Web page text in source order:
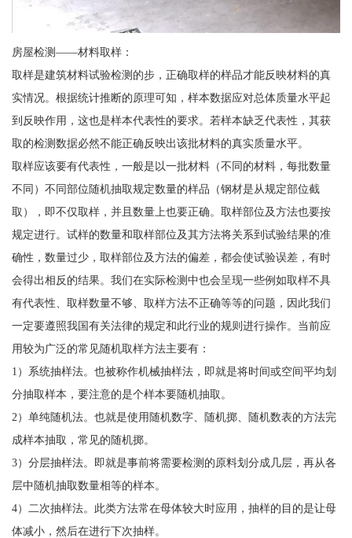
房屋检测——材料取样：
取样是建筑材料试验检测的步，正确取样的样品才能反映材料的真
实情况。根据统计推断的原理可知，样本数据应对总体质量水平起
到反映作用，这也是样本代表性的要求。若样本缺乏代表性，其获
取的检测数据必然不能正确反映出该批材料的真实质量水平。
取样应该要有代表性，一般是以一批材料（不同的材料，每批数量
不同）不同部位随机抽取规定数量的样品（钢材是从规定部位截
取），即不仅取样，并且数量上也要正确。取样部位及方法也要按
规定进行。试样的数量和取样部位及其方法将关系到试验结果的准
确性，数量过少，取样部位及方法的偏差，都会使试验误差，有时
会得出相反的结果。我们在实际检测中也会呈现一些例如取样不具
有代表性、取样数量不够、取样方法不正确等等的问题，因此我们
一定要遵照我国有关法律的规定和此行业的规则进行操作。当前应
用较为广泛的常见随机取样方法主要有：
1）系统抽样法。也被称作机械抽样法，即就是将时间或空间平均划
分抽取样本，要注意的是个样本要随机抽取。
2）单纯随机法。也就是使用随机数字、随机掷、随机数表的方法完
成样本抽取，常见的随机掷。
3）分层抽样法。即就是事前将需要检测的原料划分成几层，再从各
层中随机抽取数量相等的样本。
4）二次抽样法。此类方法常在母体较大时应用，抽样的目的是让母
体减小，然后在进行下次抽样。